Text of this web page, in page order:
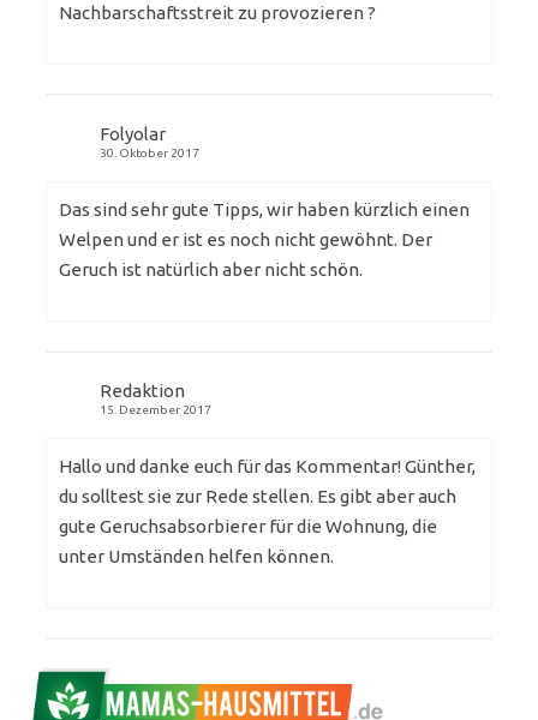
Nachbarschaftsstreit zu provozieren ?
Folyolar
30. Oktober 2017
Das sind sehr gute Tipps, wir haben kürzlich einen
Welpen und er ist es noch nicht gewöhnt. Der
Geruch ist natürlich aber nicht schön.
Redaktion
15. Dezember 2017
Hallo und danke euch für das Kommentar! Günther,
du solltest sie zur Rede stellen. Es gibt aber auch
gute Geruchsabsorbierer für die Wohnung, die
unter Umständen helfen können.